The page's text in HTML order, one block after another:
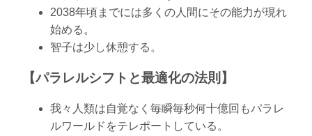
2038年頃までには多くの人間にその能力が現れ
始める。
智子は少し休憩する。
【パラレルシフトと最適化の法則】
我々人類は自覚なく毎瞬毎秒何十億回もパラレ
ルワールドをテレポートしている。